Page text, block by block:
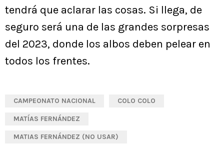
tendrá que aclarar las cosas. Si llega, de
seguro será una de las grandes sorpresas
del 2023, donde los albos deben pelear en
todos los frentes.
CAMPEONATO NACIONAL COLO COLO
MATÍAS FERNÁNDEZ
MATIAS FERNÁNDEZ (NO USAR)